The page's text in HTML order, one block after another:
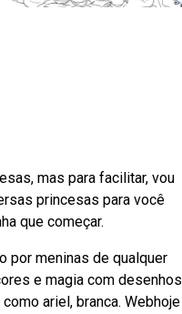
mas para facilitar, vou
princesas para você
que começar.
por meninas de qualquer
e magia com desenhos
ariel, branca. Webhoje